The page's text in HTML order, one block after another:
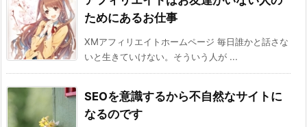
ためにあるお仕事
XMアフィリエイトホームページ 毎日誰かと話さな
いと生きていけない。そういう人が ...
SEOを意識するから不自然なサイトに
なるのです